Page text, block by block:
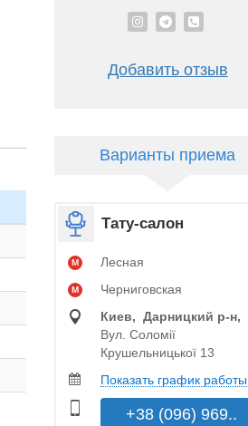
Добавить отзыв
Варианты приема
Тату-салон
M Лесная
M
Черниговская
Киев, Дарницкий р‑н,
Вул. Соломії
Крушельницької 13
Показать график работы
+38 (096) 969..